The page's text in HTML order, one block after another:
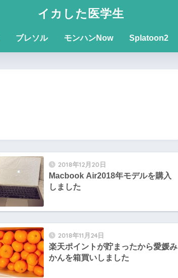
イカした医学生
ブレソル モンハンNow Splatoon2
2018年12月20日
Macbook Air2018年モデルを購入
しました
2018年11月24日
楽天ポイントが貯まったから愛媛み
かんを箱買いしました